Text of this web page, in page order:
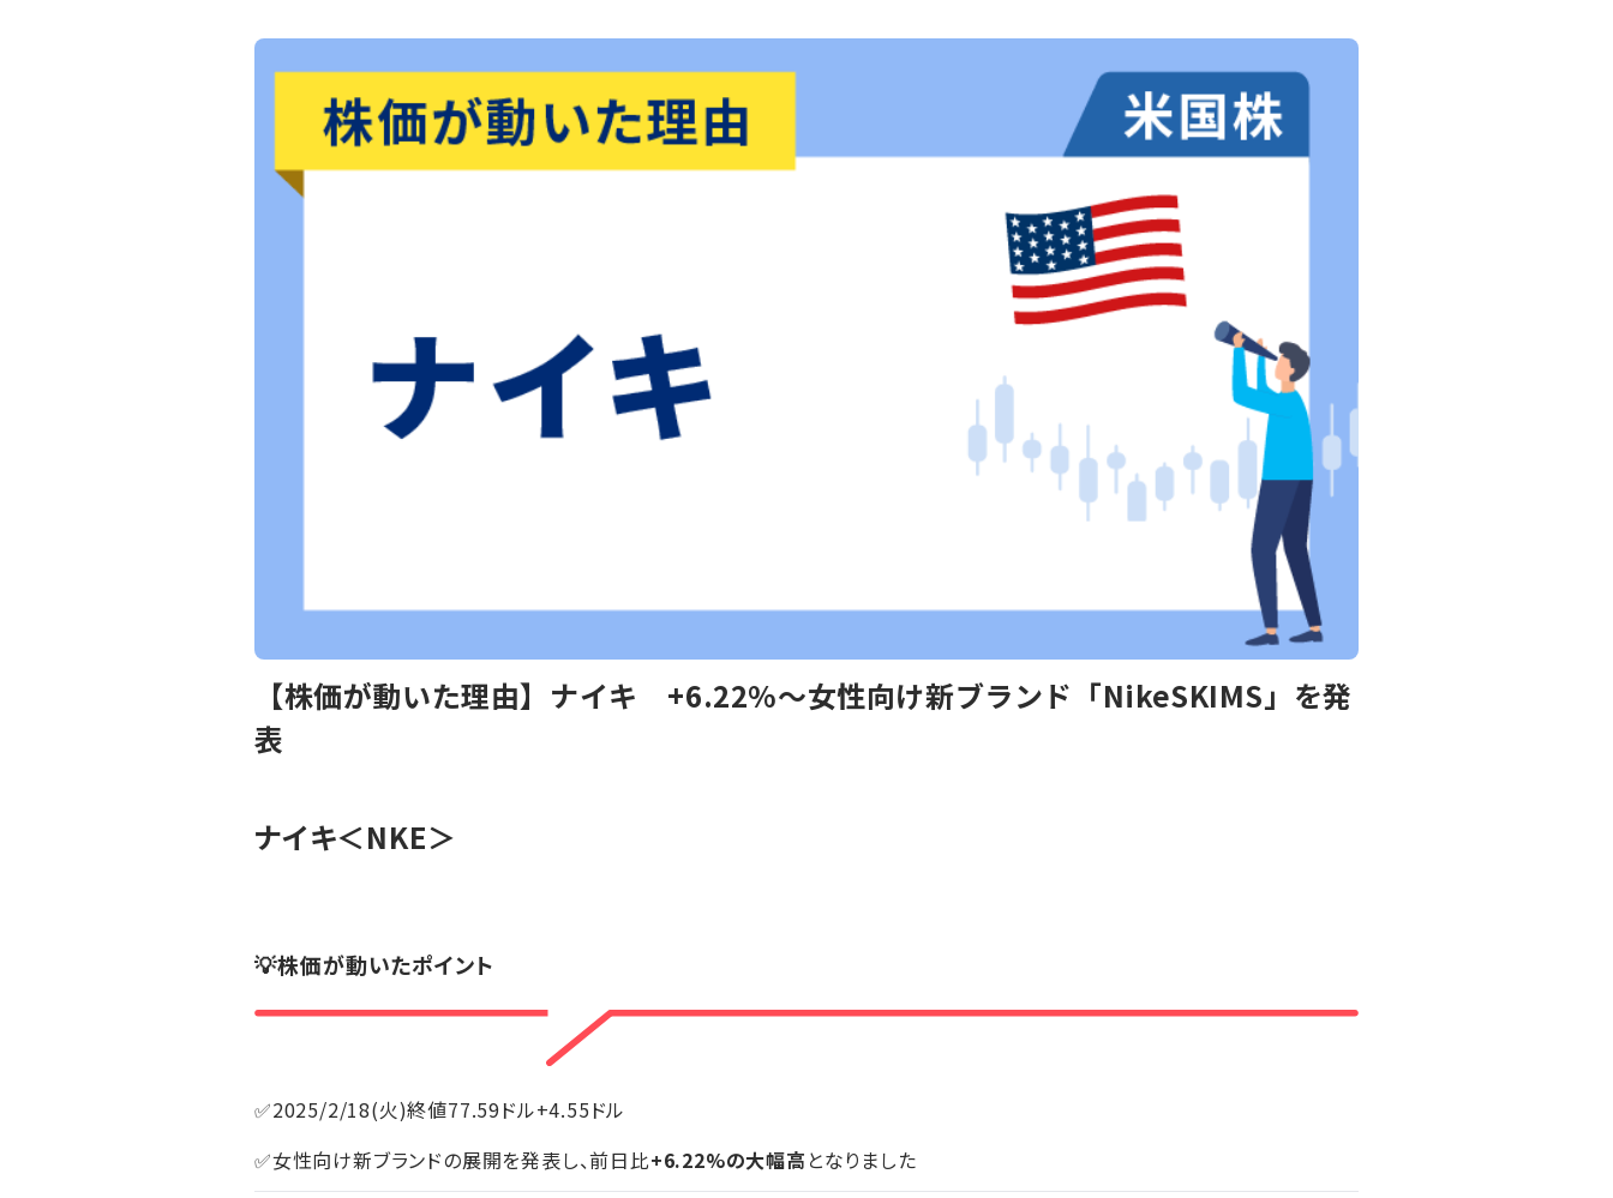
【株価が動いた理由】ナイキ +6.22%～女性向け新ブランド「NikeSKIMS」を発
表
ナイキ＜NKE＞
💡株価が動いたポイント
✅2025/2/18(火)終値77.59ドル+4.55ドル
✅女性向け新ブランドの展開を発表し、前日比+6.22%の大幅高 となりました